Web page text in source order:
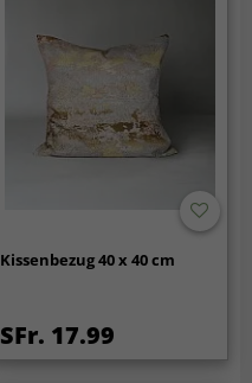
Kissenbezug 40 x 40 cm
SFr. 17.99